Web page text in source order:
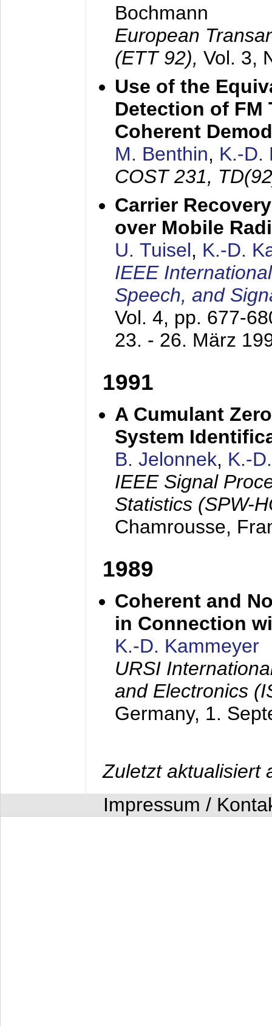
Bochmann
European
(ETT 92), Vol. 3,
Use of the
Detection of FM
Coherent
M. Benthin, K.-D.
COST 231,
Carrier
over Mobile
U. Tuisel, K.-D.
IEEE
Speech, and
Vol. 4, pp. 677-
23. - 26. März
1991
A Cumulant
System
B. Jelonnek, K.-
IEEE Signal
Statistics (SPW-
Chamrousse,
1989
Coherent and
in Connection
K.-D. Kammeyer
URSI
and Electronics
Germany, 1.
Zuletzt aktualisiert
Impressum /